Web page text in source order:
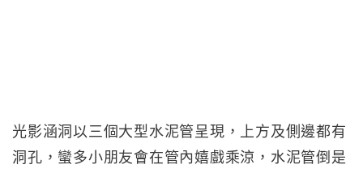
光影涵洞以三個大型水泥管呈現，上方及側邊都有
洞孔，蠻多小朋友會在管內嬉戲乘涼，水泥管倒是